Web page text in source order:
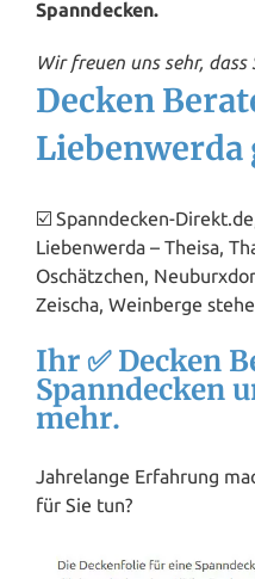
Spanndecken.
Wir freuen uns sehr, dass
Decken
Liebenwerda
☑️ Spanndecken-
Liebenwerda – Theisa,
Oschätzchen,
Zeischa, Weinberge
Ihr ✅ Decken
Spanndecken
mehr.
Jahrelange Erfahrung
für Sie tun?